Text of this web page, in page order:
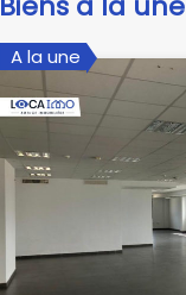
A la une